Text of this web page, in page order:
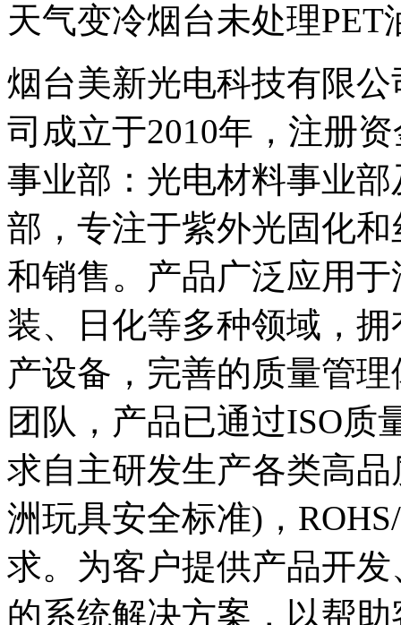
天气变冷烟台未处理
烟台美新光电科技有限
司成立于2010年，注册
事业部：光电材料事业
部，专注于紫外光固化
和销售。产品广泛应用
装、日化等多种领域，
产设备，完善的质量管
团队，产品已通过ISO质
求自主研发生产各类高
洲玩具安全标准)，
求。为客户提供产品开
的系统解决方案，以帮